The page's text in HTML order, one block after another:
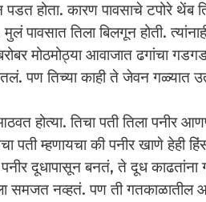
पडत होता. कारण पावसाचे टपोरे
तिला बिलगून होती.
मोठमोठ्या आवाजात ढगांचा
तिच्या काही ते जेवन गळ्यात
तिचा पती तिला पनीर
पती म्हणायचा की पनीर खाणे हेही
दूधापासून बनतं, ते दूध काढतांना
समजत नव्हतं. पण ती